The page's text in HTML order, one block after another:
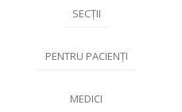
SECȚII
PENTRU PACIENȚI
MEDICI